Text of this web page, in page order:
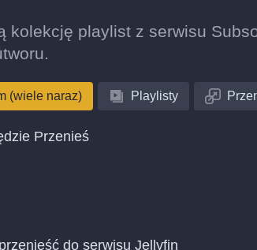
kolekcję playlist z serwisu
(wiele naraz) Playlisty
Przenieś
do serwisu Jellyfin